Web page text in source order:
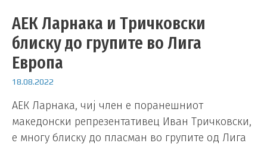
АЕК Ларнака и Тричковски
блиску до групите во Лига
Европа
18.08.2022
АЕК Ларнака, чиј член е поранешниот
македонски репрезентативец Иван Тричковски,
е многу блиску до пласман во групите од Лига